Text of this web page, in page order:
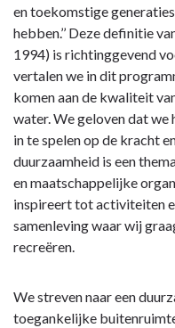
Programma
Duurzaamheid,
Water
Groen
Ambitie
en toekomstige
hebben.’’ Deze definitie
1994) is richtinggevend
vertalen we in dit
komen aan de kwaliteit
water. We geloven dat we
in te spelen op de kracht
duurzaamheid is een
en maatschappelijke
inspireert tot activiteiten
samenleving waar wij
recreëren.
We streven naar een
toegankelijke